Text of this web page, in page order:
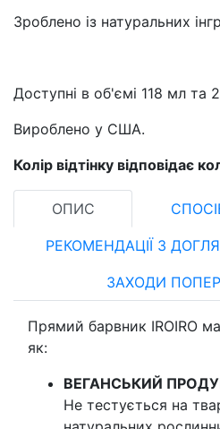
Зроблено із натуральних
Доступні в об'ємі 118 мл та
Вироблено у США.
Колір відтінку відповідає
ОПИС
РЕКОМЕНДАЦІЇ З
ЗАХОДИ
Прямий барвник IROIRO
як:
ВЕГАНСЬКИЙ
Не тестується на